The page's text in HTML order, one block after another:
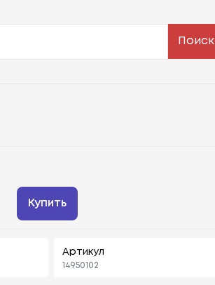
Поиск
Купить
Артикул
14950102